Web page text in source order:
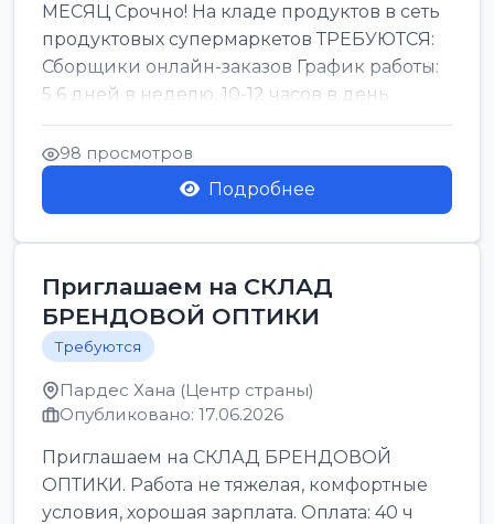
МЕСЯЦ Срочно! На кладе продуктов в сеть
продуктовых супермаркетов ТРЕБУЮТСЯ:
Сборщики онлайн-заказов График работы:
5 6 дней в неделю, 10-12 часов в день.
Колле ОП...
98 просмотров
Подробнее
Приглашаем на СКЛАД
БРЕНДОВОЙ ОПТИКИ
Требуются
Пардес Хана (Центр страны)
Опубликовано: 17.06.2026
Приглашаем на СКЛАД БРЕНДОВОЙ
ОПТИКИ. Работа не тяжелая, комфортные
условия, хорошая зарплата. Оплата: 40 ч